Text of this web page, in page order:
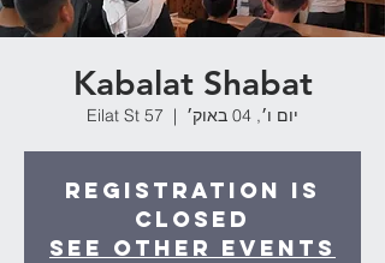
Kabalat Shabat
יום ו׳, 04 באוק׳
  |
Eilat St 57
Registration is
Closed
See other events